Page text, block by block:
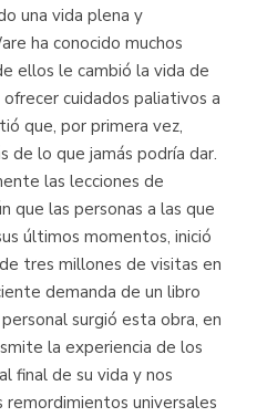
una vida plena y
ha conocido muchos
ellos le cambió la vida de
cuidados paliativos a
que, por primera vez,
de lo que jamás podría dar.
las lecciones de
que las personas a las que
últimos momentos, inició
tres millones de visitas en
demanda de un libro
surgió esta obra, en
la experiencia de los
final de su vida y nos
universales